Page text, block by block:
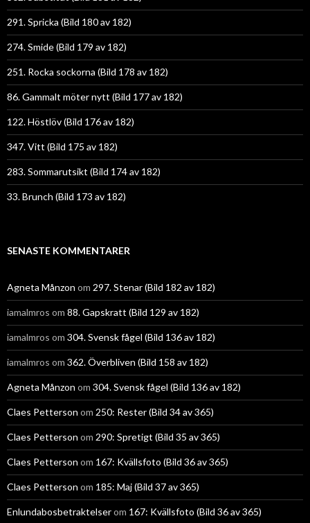
291. Spricka (Bild 180 av 182)
274. Smide (Bild 179 av 182)
251. Rocka sockorna (Bild 178 av 182)
86. Gammalt möter nytt (Bild 177 av 182)
122. Höstlöv (Bild 176 av 182)
347. Vitt (Bild 175 av 182)
283. Sommarutsikt (Bild 174 av 182)
33. Brunch (Bild 173 av 182)
SENASTE KOMMENTARER
Agneta Månzon om 297. Stenar (Bild 182 av 182)
iamalmros om 88. Gapskratt (Bild 129 av 182)
iamalmros om 304. Svensk fågel (Bild 136 av 182)
iamalmros om 362. Överbliven (Bild 158 av 182)
Agneta Månzon om 304. Svensk fågel (Bild 136 av 182)
Claes Petterson om 250: Rester (Bild 34 av 365)
Claes Petterson om 290: Spretigt (Bild 35 av 365)
Claes Petterson om 167: Kvällsfoto (Bild 36 av 365)
Claes Petterson om 185: Maj (Bild 37 av 365)
Enlundabosbetraktelserom 167: Kvällsfoto (Bild 36 av 365)